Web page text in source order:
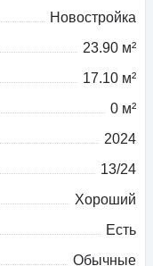
Новостройка
23.90 м²
17.10 м²
0 м²
2024
13/24
Хороший
Есть
Обычные